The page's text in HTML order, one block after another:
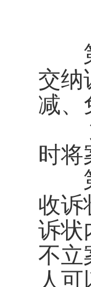
（
第
交纳
减、
第
时将
第
收诉
诉状
不立
人